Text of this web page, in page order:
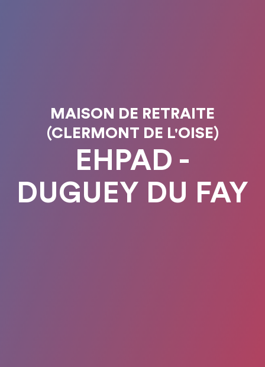
MAISON DE RETRAITE
(CLERMONT DE L'OISE)
EHPAD -
DUGUEY DU FAY